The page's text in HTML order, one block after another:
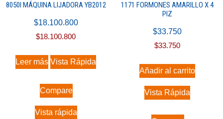
8050I MÁQUINA LIJADORA YB2012
$18.100.800
$18.100.800
Leer más Vista Rápida
Compare
Vista rápida
1171 FORMONES AMARILLO X 4
PIZ
$33.750
$33.750
Añadir al carrito
Vista Rápida